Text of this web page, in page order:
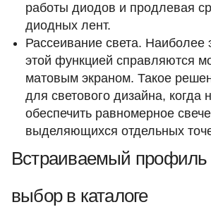
работы диодов и продлевая
диодных лент.
Рассеивание света.
этой функцией справляются
матовым экраном. Такое
для светового дизайна, когда
обеспечить равномерное
выделяющихся отдельных
Встраиваемый
выбор в каталоге